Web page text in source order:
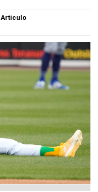
Artículo